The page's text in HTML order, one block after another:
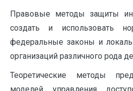
Правовые методы защиты
создать и использовать
федеральные законы и
организаций различного рода
Теоретические методы